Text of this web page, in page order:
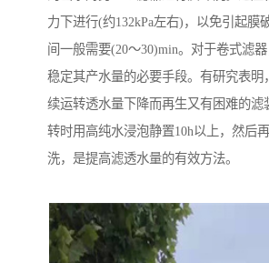
力下进行(约132kPa左右)，以免引起膜
间一般需要(20～30)min。对于卷式滤
稳定其产水量的必要手段。有研究表明
续运转透水量下降而再生又有困难的滤
转时用高纯水浸泡静置10h以上，然后
洗，是提高滤透水量的有效方法。